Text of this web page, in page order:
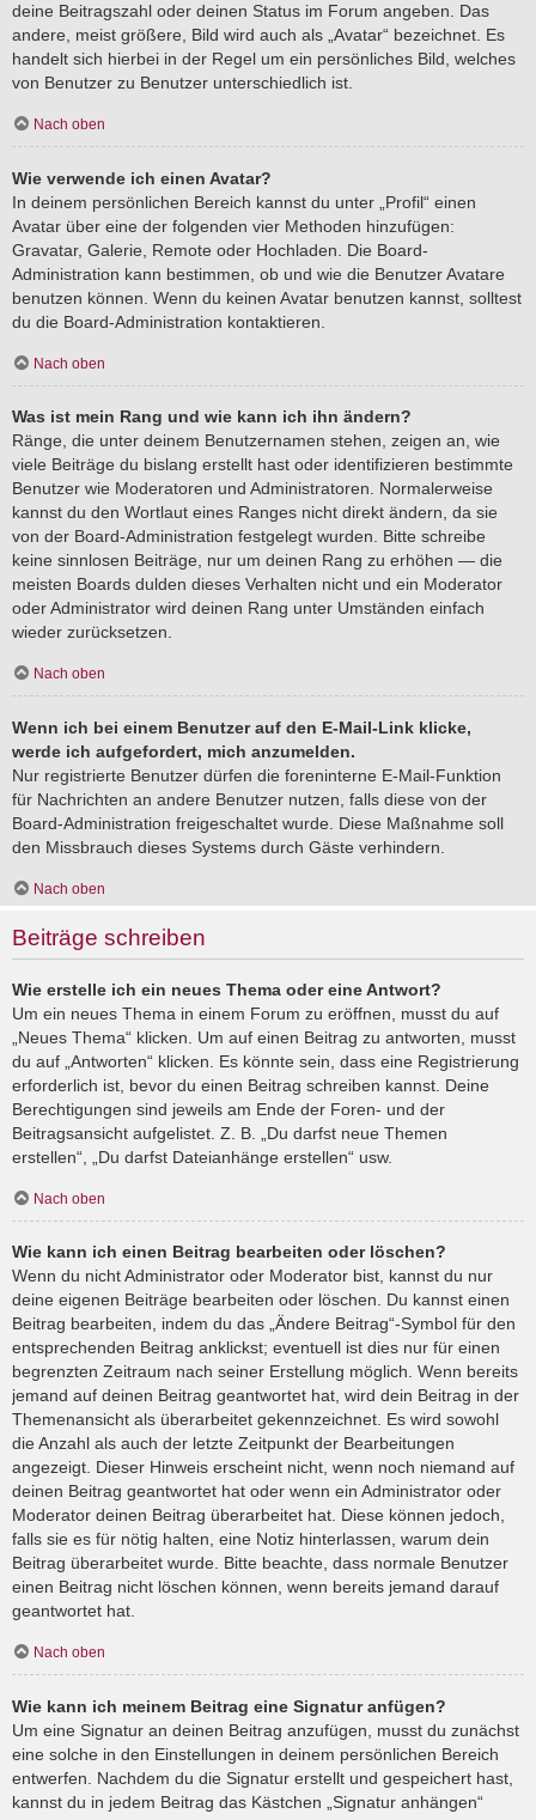
deine Beitragszahl oder deinen Status im Forum angeben. Das
andere, meist größere, Bild wird auch als „Avatar“ bezeichnet. Es
handelt sich hierbei in der Regel um ein persönliches Bild, welches
von Benutzer zu Benutzer unterschiedlich ist.
Nach oben
Wie verwende ich einen Avatar?
In deinem persönlichen Bereich kannst du unter „Profil“ einen
Avatar über eine der folgenden vier Methoden hinzufügen:
Gravatar, Galerie, Remote oder Hochladen. Die Board-
Administration kann bestimmen, ob und wie die Benutzer Avatare
benutzen können. Wenn du keinen Avatar benutzen kannst, solltest
du die Board-Administration kontaktieren.
Nach oben
Was ist mein Rang und wie kann ich ihn ändern?
Ränge, die unter deinem Benutzernamen stehen, zeigen an, wie
viele Beiträge du bislang erstellt hast oder identifizieren bestimmte
Benutzer wie Moderatoren und Administratoren. Normalerweise
kannst du den Wortlaut eines Ranges nicht direkt ändern, da sie
von der Board-Administration festgelegt wurden. Bitte schreibe
keine sinnlosen Beiträge, nur um deinen Rang zu erhöhen — die
meisten Boards dulden dieses Verhalten nicht und ein Moderator
oder Administrator wird deinen Rang unter Umständen einfach
wieder zurücksetzen.
Nach oben
Wenn ich bei einem Benutzer auf den E-Mail-Link klicke,
werde ich aufgefordert, mich anzumelden.
Nur registrierte Benutzer dürfen die foreninterne E-Mail-Funktion
für Nachrichten an andere Benutzer nutzen, falls diese von der
Board-Administration freigeschaltet wurde. Diese Maßnahme soll
den Missbrauch dieses Systems durch Gäste verhindern.
Nach oben
Beiträge schreiben
Wie erstelle ich ein neues Thema oder eine Antwort?
Um ein neues Thema in einem Forum zu eröffnen, musst du auf
„Neues Thema“ klicken. Um auf einen Beitrag zu antworten, musst
du auf „Antworten“ klicken. Es könnte sein, dass eine Registrierung
erforderlich ist, bevor du einen Beitrag schreiben kannst. Deine
Berechtigungen sind jeweils am Ende der Foren- und der
Beitragsansicht aufgelistet. Z. B. „Du darfst neue Themen
erstellen“, „Du darfst Dateianhänge erstellen“ usw.
Nach oben
Wie kann ich einen Beitrag bearbeiten oder löschen?
Wenn du nicht Administrator oder Moderator bist, kannst du nur
deine eigenen Beiträge bearbeiten oder löschen. Du kannst einen
Beitrag bearbeiten, indem du das „Ändere Beitrag“-Symbol für den
entsprechenden Beitrag anklickst; eventuell ist dies nur für einen
begrenzten Zeitraum nach seiner Erstellung möglich. Wenn bereits
jemand auf deinen Beitrag geantwortet hat, wird dein Beitrag in der
Themenansicht als überarbeitet gekennzeichnet. Es wird sowohl
die Anzahl als auch der letzte Zeitpunkt der Bearbeitungen
angezeigt. Dieser Hinweis erscheint nicht, wenn noch niemand auf
deinen Beitrag geantwortet hat oder wenn ein Administrator oder
Moderator deinen Beitrag überarbeitet hat. Diese können jedoch,
falls sie es für nötig halten, eine Notiz hinterlassen, warum dein
Beitrag überarbeitet wurde. Bitte beachte, dass normale Benutzer
einen Beitrag nicht löschen können, wenn bereits jemand darauf
geantwortet hat.
Nach oben
Wie kann ich meinem Beitrag eine Signatur anfügen?
Um eine Signatur an deinen Beitrag anzufügen, musst du zunächst
eine solche in den Einstellungen in deinem persönlichen Bereich
entwerfen. Nachdem du die Signatur erstellt und gespeichert hast,
kannst du in jedem Beitrag das Kästchen „Signatur anhängen“